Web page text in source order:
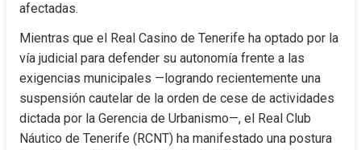
afectadas.
Mientras que el Real Casino de Tenerife ha optado por la
vía judicial para defender su autonomía frente a las
exigencias municipales —logrando recientemente una
suspensión cautelar de la orden de cese de actividades
dictada por la Gerencia de Urbanismo—, el Real Club
Náutico de Tenerife (RCNT) ha manifestado una postura